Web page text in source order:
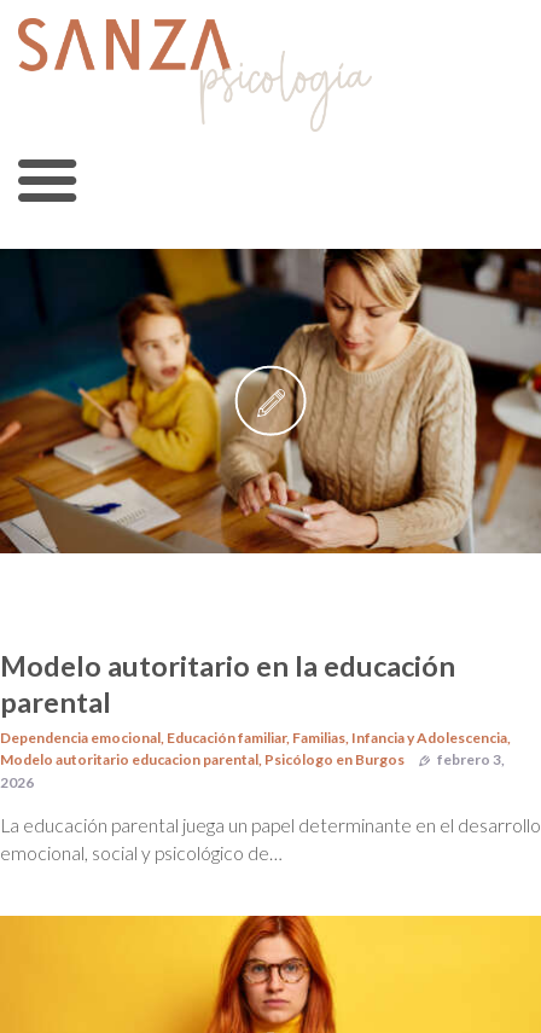
Modelo autoritario en la educación
parental
Dependencia emocional Educación familiar, Familias Infancia y Adolescencia
Modelo autoritario educacion parental Psicólogo en Burgos
febrero 3,
2026
La educación parental juega un papel determinante en el desarrollo
emocional, social y psicológico de…